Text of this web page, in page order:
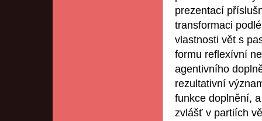
prezentací
transformaci
vlastnosti vět s
formu reflexívní
agentivního
rezultativní
funkce doplnění,
zvlášť v partiích